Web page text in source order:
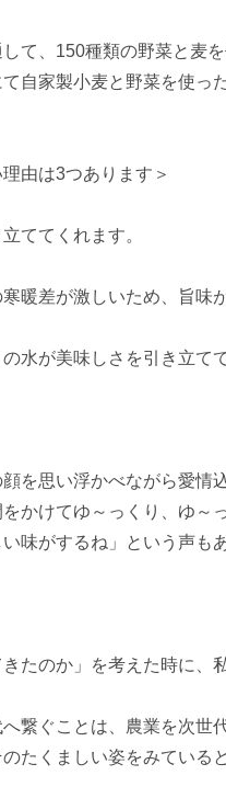
て、150種類の野菜と麦を
自家製小麦と野菜を使っ
由は3つあります＞
ててくれます。
暖差が激しいため、旨味
水が美味しさを引き立て
を思い浮かべながら愛情
かけてゆ～っくり、ゆ～
味がするね」という声も
たのか」を考えた時に、
繋ぐことは、農業を次世
たくましい姿をみている